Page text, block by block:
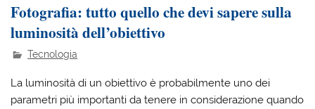
Fotografia: tutto quello che devi sapere sulla
luminosità dell’obiettivo
Tecnologia
La luminosità di un obiettivo è probabilmente uno dei
parametri più importanti da tenere in considerazione quando